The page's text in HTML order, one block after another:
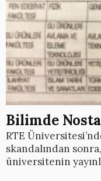
Bilimde
RTE
skandalından
üniversitenin